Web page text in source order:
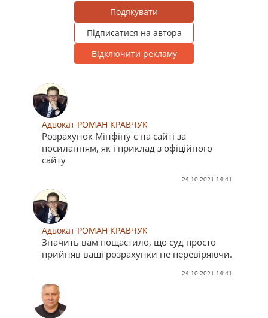
Подякувати
Підписатися на автора
Відключити рекламу
Адвокат РОМАН КРАВЧУК
Розрахунок Мінфіну є на сайті за
посиланням, як і приклад з офіційного
сайту
24.10.2021 14:41
Адвокат РОМАН КРАВЧУК
Значить вам пощастило, що суд просто
прийняв ваші розрахунки не перевіряючи.
24.10.2021 14:41